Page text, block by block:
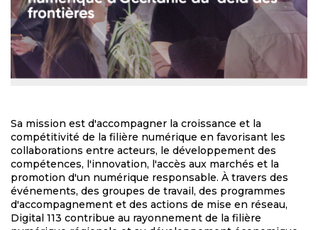
Sa mission est d'accompagner la croissance et la
compétitivité de la filière numérique en favorisant les
collaborations entre acteurs, le développement des
compétences, l'innovation, l'accès aux marchés et la
promotion d'un numérique responsable. À travers des
événements, des groupes de travail, des programmes
d'accompagnement et des actions de mise en réseau,
Digital 113 contribue au rayonnement de la filière